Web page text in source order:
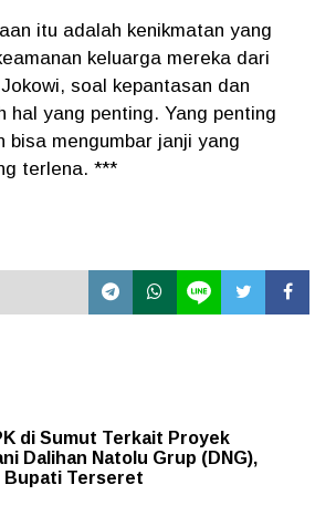
itu adalah kenikmatan yang
keluarga mereka dari
soal kepantasan dan
hal yang penting. Yang penting
bisa mengumbar janji yang
terlena. ***
di Sumut Terkait Proyek
Dalihan Natolu Grup (DNG),
Bupati Terseret